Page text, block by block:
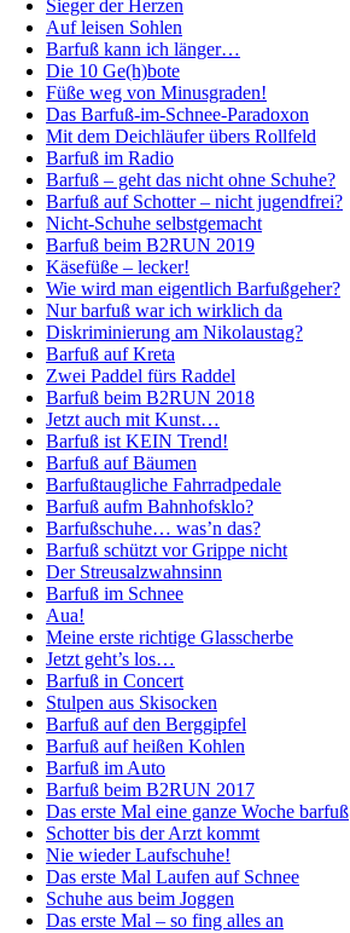
Sieger der Herzen
Auf leisen Sohlen
Barfuß kann ich länger…
Die 10 Ge(h)bote
Füße weg von Minusgraden!
Das Barfuß-im-Schnee-Paradoxon
Mit dem Deichläufer übers Rollfeld
Barfuß im Radio
Barfuß – geht das nicht ohne Schuhe?
Barfuß auf Schotter – nicht jugendfrei?
Nicht-Schuhe selbstgemacht
Barfuß beim B2RUN 2019
Käsefüße – lecker!
Wie wird man eigentlich Barfußgeher?
Nur barfuß war ich wirklich da
Diskriminierung am Nikolaustag?
Barfuß auf Kreta
Zwei Paddel fürs Raddel
Barfuß beim B2RUN 2018
Jetzt auch mit Kunst…
Barfuß ist KEIN Trend!
Barfuß auf Bäumen
Barfußtaugliche Fahrradpedale
Barfuß aufm Bahnhofsklo?
Barfußschuhe… was’n das?
Barfuß schützt vor Grippe nicht
Der Streusalzwahnsinn
Barfuß im Schnee
Aua!
Meine erste richtige Glasscherbe
Jetzt geht’s los…
Barfuß in Concert
Stulpen aus Skisocken
Barfuß auf den Berggipfel
Barfuß auf heißen Kohlen
Barfuß im Auto
Barfuß beim B2RUN 2017
Das erste Mal eine ganze Woche barfuß
Schotter bis der Arzt kommt
Nie wieder Laufschuhe!
Das erste Mal Laufen auf Schnee
Schuhe aus beim Joggen
Das erste Mal – so fing alles an